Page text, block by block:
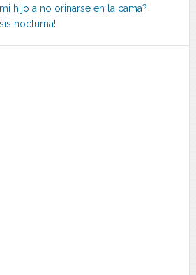
hijo a no orinarse en la cama?
nocturna!